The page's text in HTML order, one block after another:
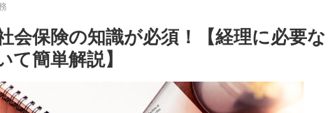
会保険の知識が必須！【経理に必要な
て簡単解説】